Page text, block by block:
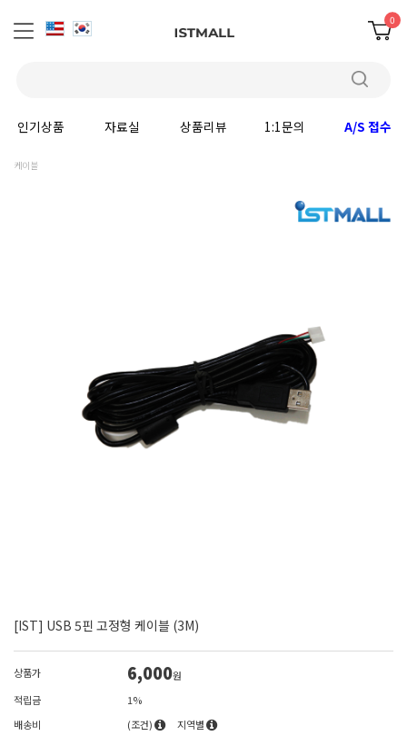
0
인기상품 자료실 상품리뷰 1:1문의 A/S 접수
케이블
[IST] USB 5핀 고정형 케이블 (3M)
상품가 6,000원
적립금
1%
배송비
(조건)
지역별